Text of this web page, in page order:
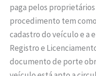
paga pelos
procedimento tem
cadastro do veículo e a
Registro e
documento de porte